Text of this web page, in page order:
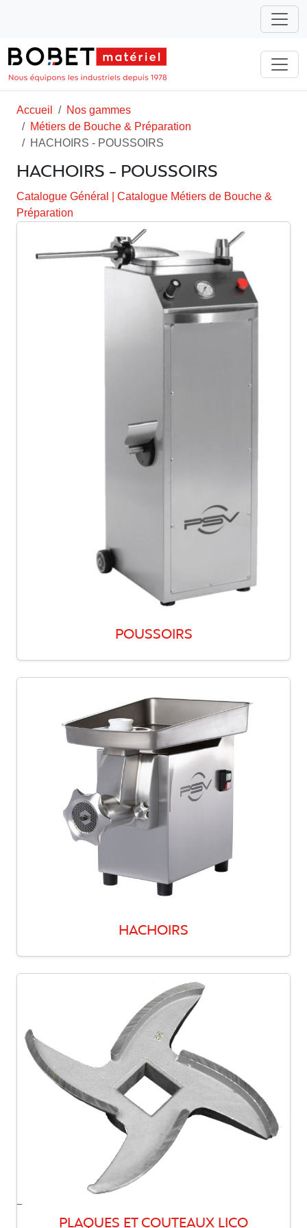
Accueil
Nos gammes
Métiers de Bouche & Préparation
HACHOIRS - POUSSOIRS
HACHOIRS - POUSSOIRS
Catalogue Général
Catalogue Métiers de Bouche &
Préparation
POUSSOIRS
HACHOIRS
PLAQUES ET COUTEAUX LICO